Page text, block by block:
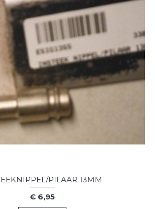
PILAAR 13MM
€ 6,95